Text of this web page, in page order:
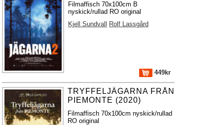
Filmaffisch 70x100cm B
nyskick/rullad RO original
Kjell Sundvall
Rolf Lassgård
449kr
TRYFFELJÄGARNA FRÅN
PIEMONTE (2020)
Filmaffisch 70x100cm nyskick/rullad
RO original